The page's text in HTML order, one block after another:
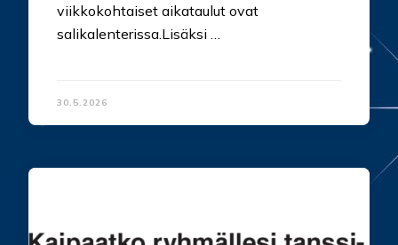
viikkokohtaiset aikataulut ovat
salikalenterissa.Lisäksi …
30.5.2026